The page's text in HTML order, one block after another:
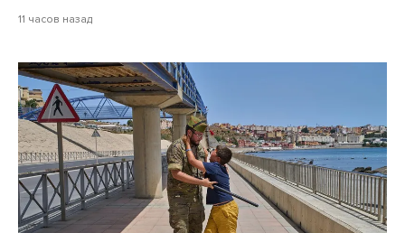
11 часов назад